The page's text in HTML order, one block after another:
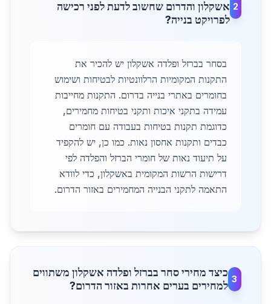
2 אשקלון והדרום שחשוב לדעת לפני רכישה
לפרויקט בנייה?
בסחר בברזל ופלדה אשקלון יש להכיר את
התקנות המקומיות הרלוונטיות לבטיחות ושימוש
בחומרים באתרי בנייה בדרום. התקנות מחייבות
עמידה בתקני איכות ותקני בטיחות מחמירים,
כדוגמת תקנות בטיחות בעבודה עם חומרים
כבדים ותקנות אחסון נאות. כמו כן, יש להקפיד
על תיעוד נאות של חומרי הברזל והפלדה לפי
דרישות הרשות המקומית באשקלון, כדי לוודא
התאמה לתקני הבנייה המחמירים באזור הדרום.
3
כיצד מחירי סחר בברזל ופלדה אשקלון משתווים
למחירים בערים אחרות באזור הדרום?